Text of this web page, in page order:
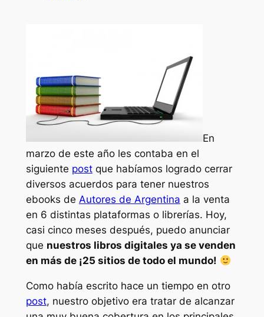
En
marzo de este año les contaba en el
siguiente postque habíamos logrado cerrar
diversos acuerdos para tener nuestros
ebooks de Autores de Argentina a la venta
en 6 distintas plataformas o librerías. Hoy,
casi cinco meses después, puedo anunciar
que nuestros libros digitales ya se venden
en más de ¡25 sitios de todo el mundo!
Como había escrito hace un tiempo en otro
post, nuestro objetivo era tratar de alcanzar